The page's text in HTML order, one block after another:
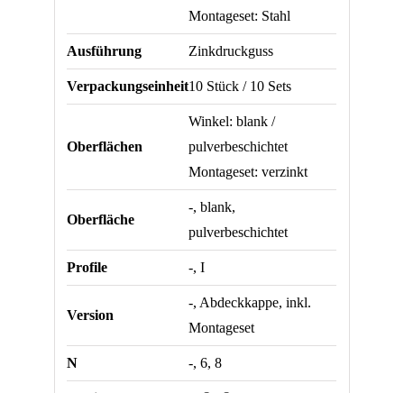
Montageset: Stahl
Ausführung Zinkdruckguss
Verpackungseinheit10 Stück / 10 Sets
Oberflächen
Winkel: blank /
pulverbeschichtet
Montageset: verzinkt
Oberfläche
-, blank,
pulverbeschichtet
Profile -, I
Version
-, Abdeckkappe, inkl.
Montageset
N -, 6, 8